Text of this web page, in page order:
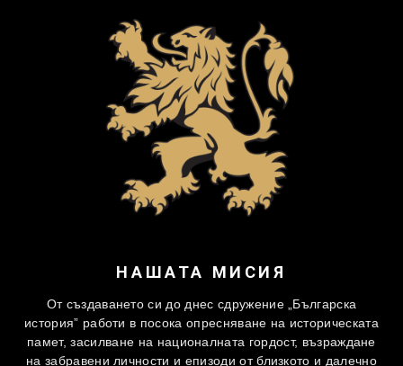
НАШАТА МИСИЯ
От създаването си до днес сдружение „Българска
история” работи в посока опресняване на историческата
памет, засилване на националната гордост, възраждане
на забравени личности и епизоди от близкото и далечно